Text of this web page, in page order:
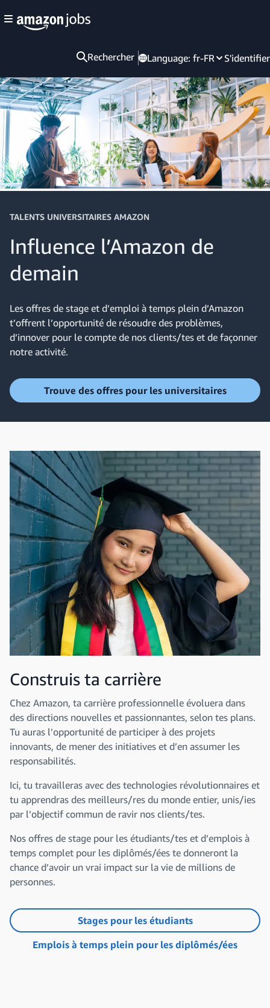
Rechercher Language: fr-FR S'identifier
TALENTS UNIVERSITAIRES AMAZON
Influence l’Amazon de
demain
Les offres de stage et d’emploi à temps plein d’Amazon
t’offrent l’opportunité de résoudre des problèmes,
d’innover pour le compte de nos clients/tes et de façonner
notre activité.
Trouve des offres pour les universitaires
Construis ta carrière
Chez Amazon, ta carrière professionnelle évoluera dans
des directions nouvelles et passionnantes, selon tes plans.
Tu auras l’opportunité de participer à des projets
innovants, de mener des initiatives et d’en assumer les
responsabilités.
Ici, tu travailleras avec des technologies révolutionnaires et
tu apprendras des meilleurs/res du monde entier, unis/ies
par l’objectif commun de ravir nos clients/tes.
Nos offres de stage pour les étudiants/tes et d’emplois à
temps complet pour les diplômés/ées te donneront la
chance d’avoir un vrai impact sur la vie de millions de
personnes.
Stages pour les étudiants
Emplois à temps plein pour les diplômés/ées